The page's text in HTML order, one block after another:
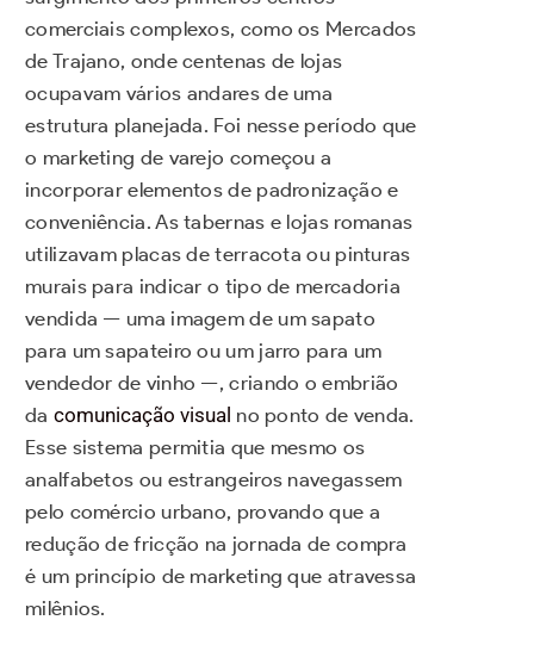
comerciais complexos, como os Mercados
de Trajano, onde centenas de lojas
ocupavam vários andares de uma
estrutura planejada. Foi nesse período que
o marketing de varejo começou a
incorporar elementos de padronização e
conveniência. As tabernas e lojas romanas
utilizavam placas de terracota ou pinturas
murais para indicar o tipo de mercadoria
vendida — uma imagem de um sapato
para um sapateiro ou um jarro para um
vendedor de vinho —, criando o embrião
da comunicação visual no ponto de venda.
Esse sistema permitia que mesmo os
analfabetos ou estrangeiros navegassem
pelo comércio urbano, provando que a
redução de fricção na jornada de compra
é um princípio de marketing que atravessa
milênios.